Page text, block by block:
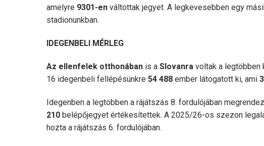
amelyre 9301-en váltottak jegyet. A legkevesebben egy
stadionunkban.
IDEGENBELI MÉRLEG
Az ellenfelek otthonában is a Slovanra voltak a legtöbben
16 idegenbeli fellépésünkre 54 488 ember látogatott ki, ami
Idegenben a legtöbben a rájátszás 8. fordulójában
210 belépőjegyet értékesítettek. A 2025/26-os szezon
hozta a rájátszás 6. fordulójában.